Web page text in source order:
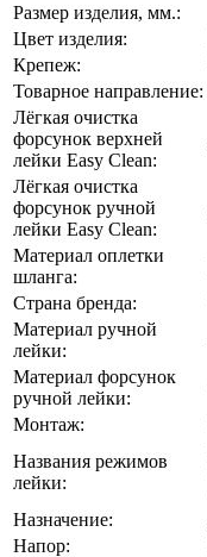
Размер изделия, мм.:
Цвет изделия:
Крепеж:
Товарное направление:
Лёгкая очистка
форсунок верхней
лейки Easy Clean:
Лёгкая очистка
форсунок ручной
лейки Easy Clean:
Материал оплетки
шланга:
Страна бренда:
Материал ручной
лейки:
Материал форсунок
ручной лейки:
Монтаж:
Названия режимов
лейки:
Назначение:
Напор: